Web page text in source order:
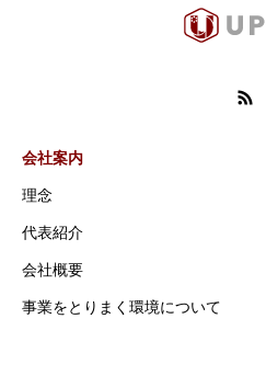
会社案内
理念
代表紹介
会社概要
事業をとりまく環境について